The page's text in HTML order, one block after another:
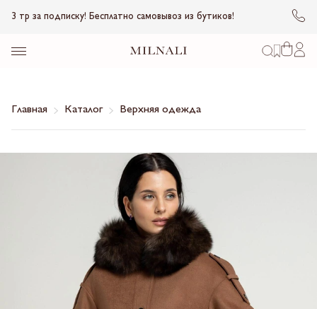
3 тр за подписку! Бесплатно самовывоз из бутиков!
Главная Каталог Верхняя одежда